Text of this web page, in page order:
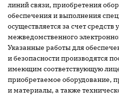
линий связи, приобретения
обеспечения и выполнения
осуществляется за счет средств
межведомственного
Указанные работы для
и безопасности производятся
имеющим соответствующую
приобретаемое оборудование,
и материалы, а также